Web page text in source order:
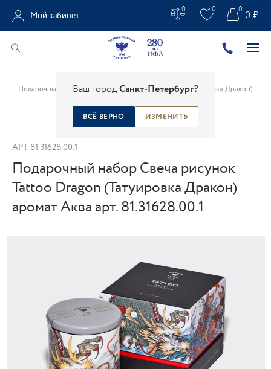
Ваш городСанкт-Петербург?
ВСЁ ВЕРНО ИЗМЕНИТЬ
Мой кабинет
0 0 0 ₽
0
Подарочный набор Свеча рисунок Tattoo Dragon (Татуировка Дракон)
АРТ. 81.31628.00.1
Подарочный набор Свеча рисунок
Tattoo Dragon (Татуировка Дракон)
аромат Аква арт. 81.31628.00.1